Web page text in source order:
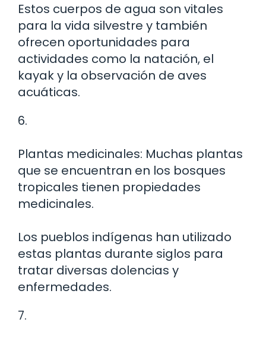
Estos cuerpos de agua son vitales
para la vida silvestre y también
ofrecen oportunidades para
actividades como la natación, el
kayak y la observación de aves
acuáticas.
6.
Plantas medicinales: Muchas plantas
que se encuentran en los bosques
tropicales tienen propiedades
medicinales.
Los pueblos indígenas han utilizado
estas plantas durante siglos para
tratar diversas dolencias y
enfermedades.
7.